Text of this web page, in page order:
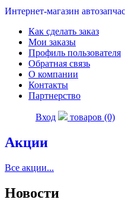
Интернет-магазин
Как сделать заказ
Мои заказы
Профиль пользователя
Обратная связь
О компании
Контакты
Партнерство
Вход товаров (0)
Акции
Все акции...
Новости